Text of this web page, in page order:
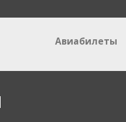
Авиабилеты